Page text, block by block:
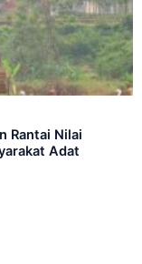
Rantai Nilai
Adat